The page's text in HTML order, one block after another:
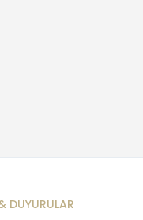
DUYURULAR